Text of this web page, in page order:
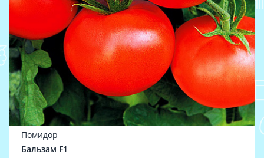
Помидор
Бальзам F1